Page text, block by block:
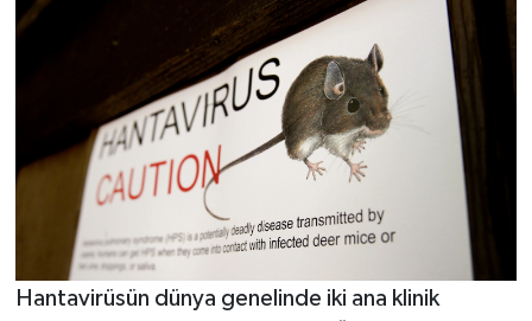
Hantavirüsün dünya genelinde iki ana klinik